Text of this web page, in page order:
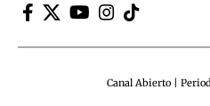
Canal Abierto |